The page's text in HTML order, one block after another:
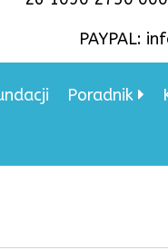
PAYPAL:
Poradnik